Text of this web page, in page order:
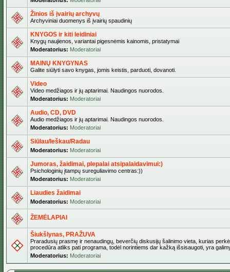
Žinios iš įvairių archyvų
Archyviniai duomenys iš įvairių spaudinių
KNYGOS ir kiti leidiniai
Knygų naujienos, variantai pigesnėmis kainomis, pristatymai
Moderatorius: Moderatoriai
MAINŲ KNYGYNAS
Galite siūlyti savo knygas, jomis keistis, parduoti, dovanoti.
Video
Video medžiagos ir jų aptarimai. Naudingos nuorodos.
Moderatorius: Moderatoriai
Audio, CD, DVD
Audio medžiagos ir jų aptarimai. Naudingos nuorodos.
Moderatorius: Moderatoriai
Siūlau/Ieškau/Radau
Moderatorius: Moderatoriai
Jumoras, žaidimai, plepalai atsipalaidavimui:)
Psichologinių įtampų sureguliavimo centras:))
Moderatorius: Moderatoriai
Liaudies žaidimai
Moderatorius: Moderatoriai
ŽEMĖLAPIAI
Šiukšlynas, PRAŽUVA
Praradusių prasmę ir nenaudingų, beverčių diskusijų šalinimo vieta, kurias
procedūra atliks pati programa, todėl norintiems dar kažką išsisaugoti, yra
Moderatorius: Moderatoriai